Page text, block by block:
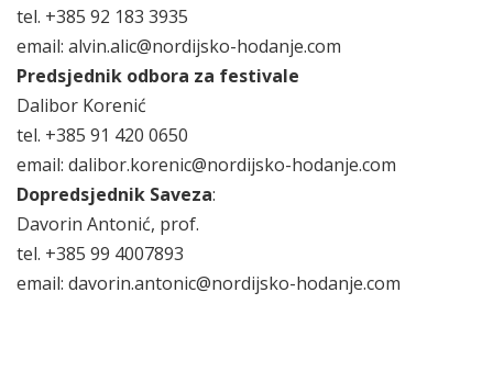
tel. +385 92 183 3935
email: alvin.alic@nordijsko-hodanje.com
Predsjednik odbora za festivale
Dalibor Korenić
tel. +385 91 420 0650
email: dalibor.korenic@nordijsko-hodanje.com
Dopredsjednik Saveza:
Davorin Antonić, prof.
tel. +385 99 4007893
email: davorin.antonic@nordijsko-hodanje.com